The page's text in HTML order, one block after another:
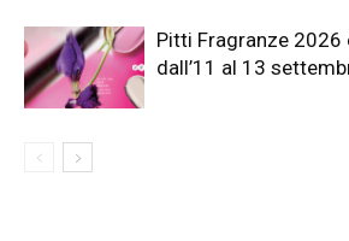
Pitti Fragranze 2026
dall’11 al 13